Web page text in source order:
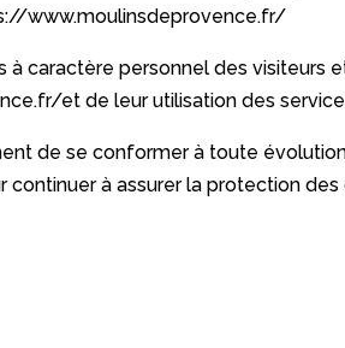
www.moulinsdeprovence.fr/
caractère personnel des visiteurs
et de leur utilisation des
de se conformer à toute
à assurer la protection